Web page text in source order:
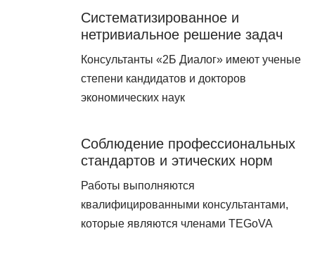
Систематизированное и
нетривиальное решение задач
Консультанты «2Б Диалог» имеют ученые
степени кандидатов и докторов
экономических наук
Соблюдение профессиональных
стандартов и этических норм
Работы выполняются
квалифицированными консультантами,
которые являются членами TEGoVA